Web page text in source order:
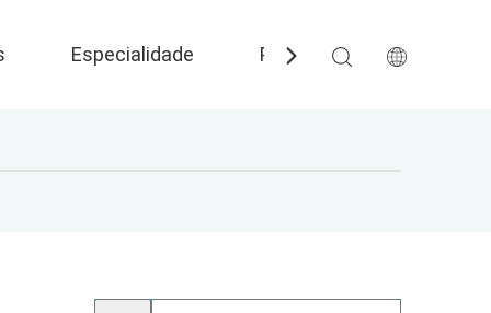
Especialidade Perguntas frequentes